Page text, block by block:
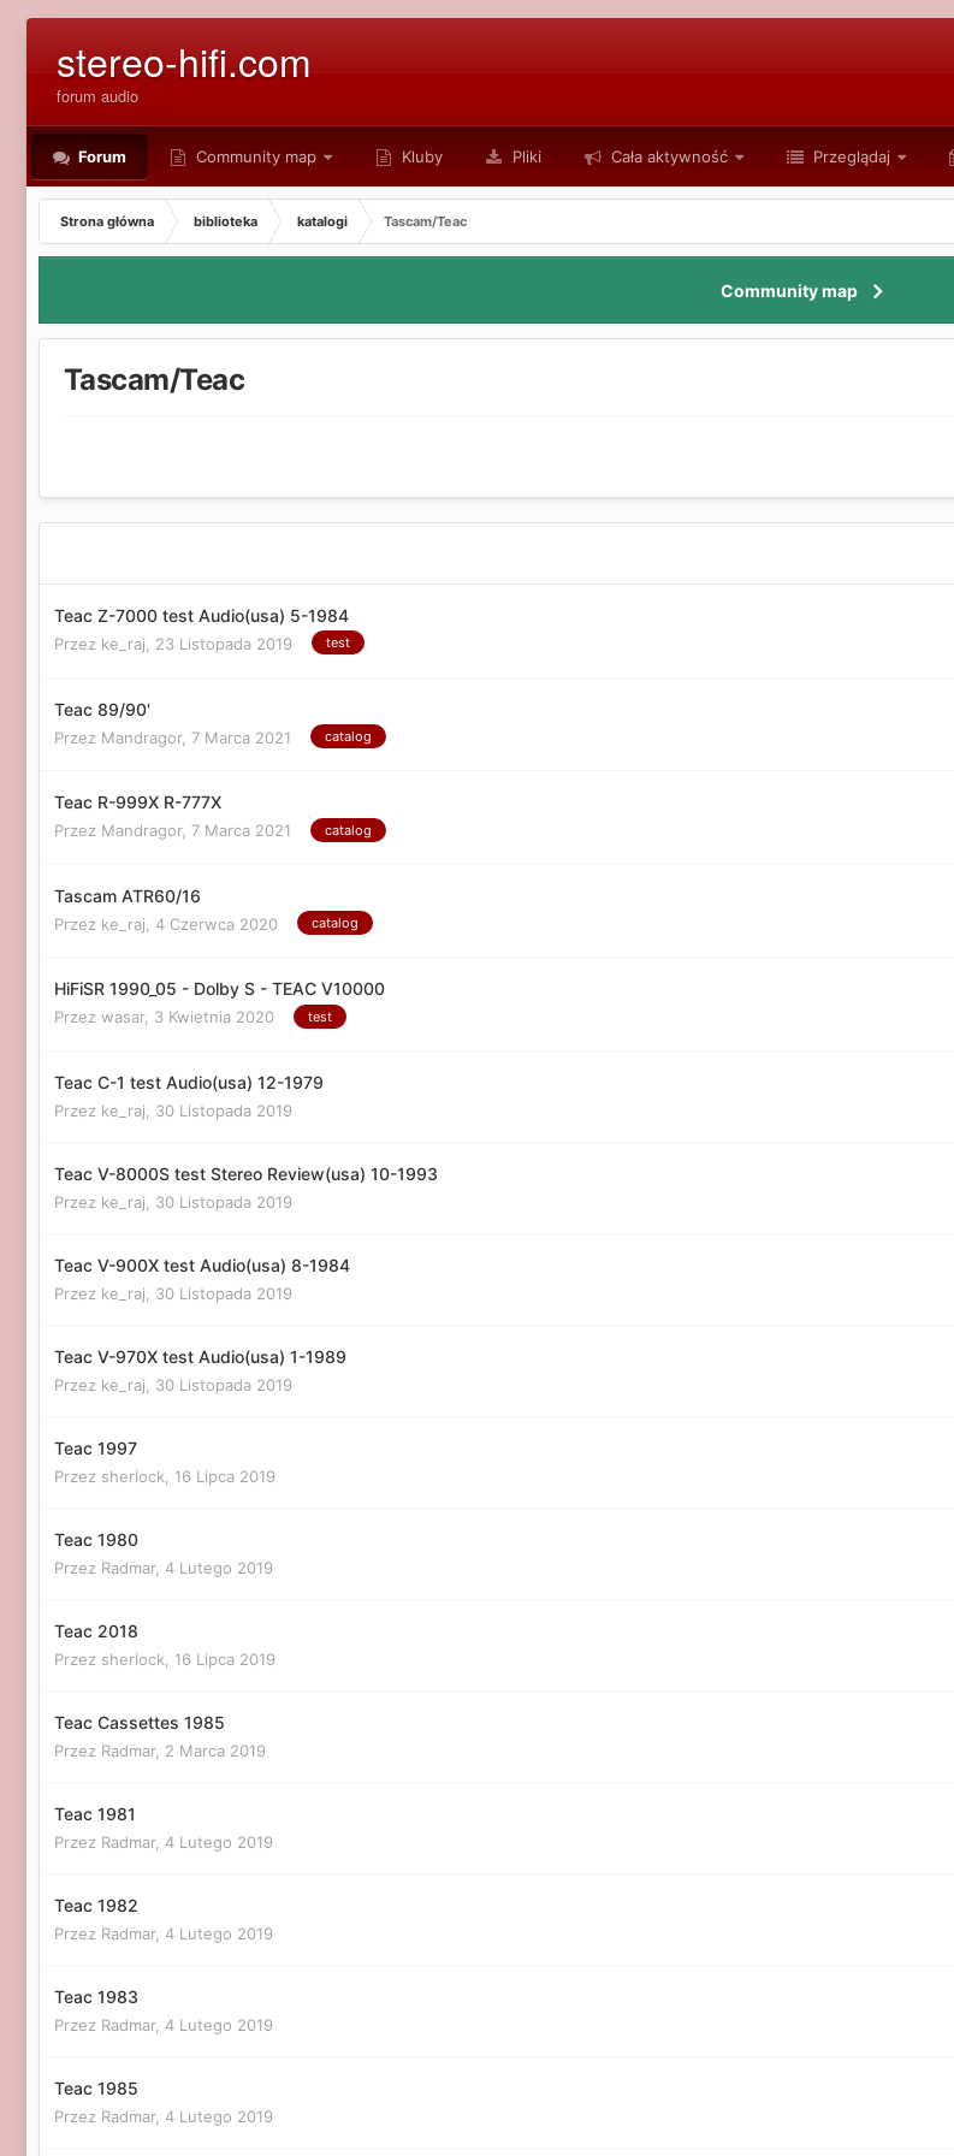
stereo-hifi.com
forum audio
Forum Community map Kluby Pliki Cała aktywność Przeglądaj
Strona główna biblioteka katalogi Tascam/Teac
Community map
Tascam/Teac
Teac Z-7000 test Audio(usa) 5-1984
Przez ke_raj, 23 Listopada 2019 test
Teac 89/90'
Przez Mandragor, 7 Marca 2021 catalog
Teac R-999X R-777X
Przez Mandragor, 7 Marca 2021 catalog
Tascam ATR60/16
Przez ke_raj, 4 Czerwca 2020 catalog
HiFiSR 1990_05 - Dolby S - TEAC V10000
Przez wasar, 3 Kwietnia 2020 test
Teac C-1 test Audio(usa) 12-1979
Przez ke_raj, 30 Listopada 2019
Teac V-8000S test Stereo Review(usa) 10-1993
Przez ke_raj, 30 Listopada 2019
Teac V-900X test Audio(usa) 8-1984
Przez ke_raj, 30 Listopada 2019
Teac V-970X test Audio(usa) 1-1989
Przez ke_raj, 30 Listopada 2019
Teac 1997
Przez sherlock, 16 Lipca 2019
Teac 1980
Przez Radmar, 4 Lutego 2019
Teac 2018
Przez sherlock, 16 Lipca 2019
Teac Cassettes 1985
Przez Radmar, 2 Marca 2019
Teac 1981
Przez Radmar, 4 Lutego 2019
Teac 1982
Przez Radmar, 4 Lutego 2019
Teac 1983
Przez Radmar, 4 Lutego 2019
Teac 1985
Przez Radmar, 4 Lutego 2019